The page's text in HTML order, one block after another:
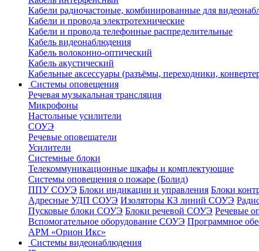
Кабели радиочастоные, комбинированные для
Кабели и провода электротехнические
Кабели и провода телефонные распределительные
Кабель видеонаблюдения
Кабель волоконно-оптический
Кабель акустический
Кабельные аксессуары (разъёмы, переходники,
Системы оповещения
Речевая музыкальная трансляция
Микрофоны
Настольные усилители
СОУЭ
Речевые оповещатели
Усилители
Системные блоки
Телекоммуникационные шкафы и комплектующие
Системы оповещения о пожаре (Болид)
ППУ СОУЭ Блоки индикации и управления Блоки
Адресные УДП СОУЭ Изоляторы КЗ линий СОУЭ
Пусковые блоки СОУЭ Блоки речевой СОУЭ Речевые
Вспомогательное оборудование СОУЭ Программное
АРМ «Орион Икс»
Системы видеонаблюдения